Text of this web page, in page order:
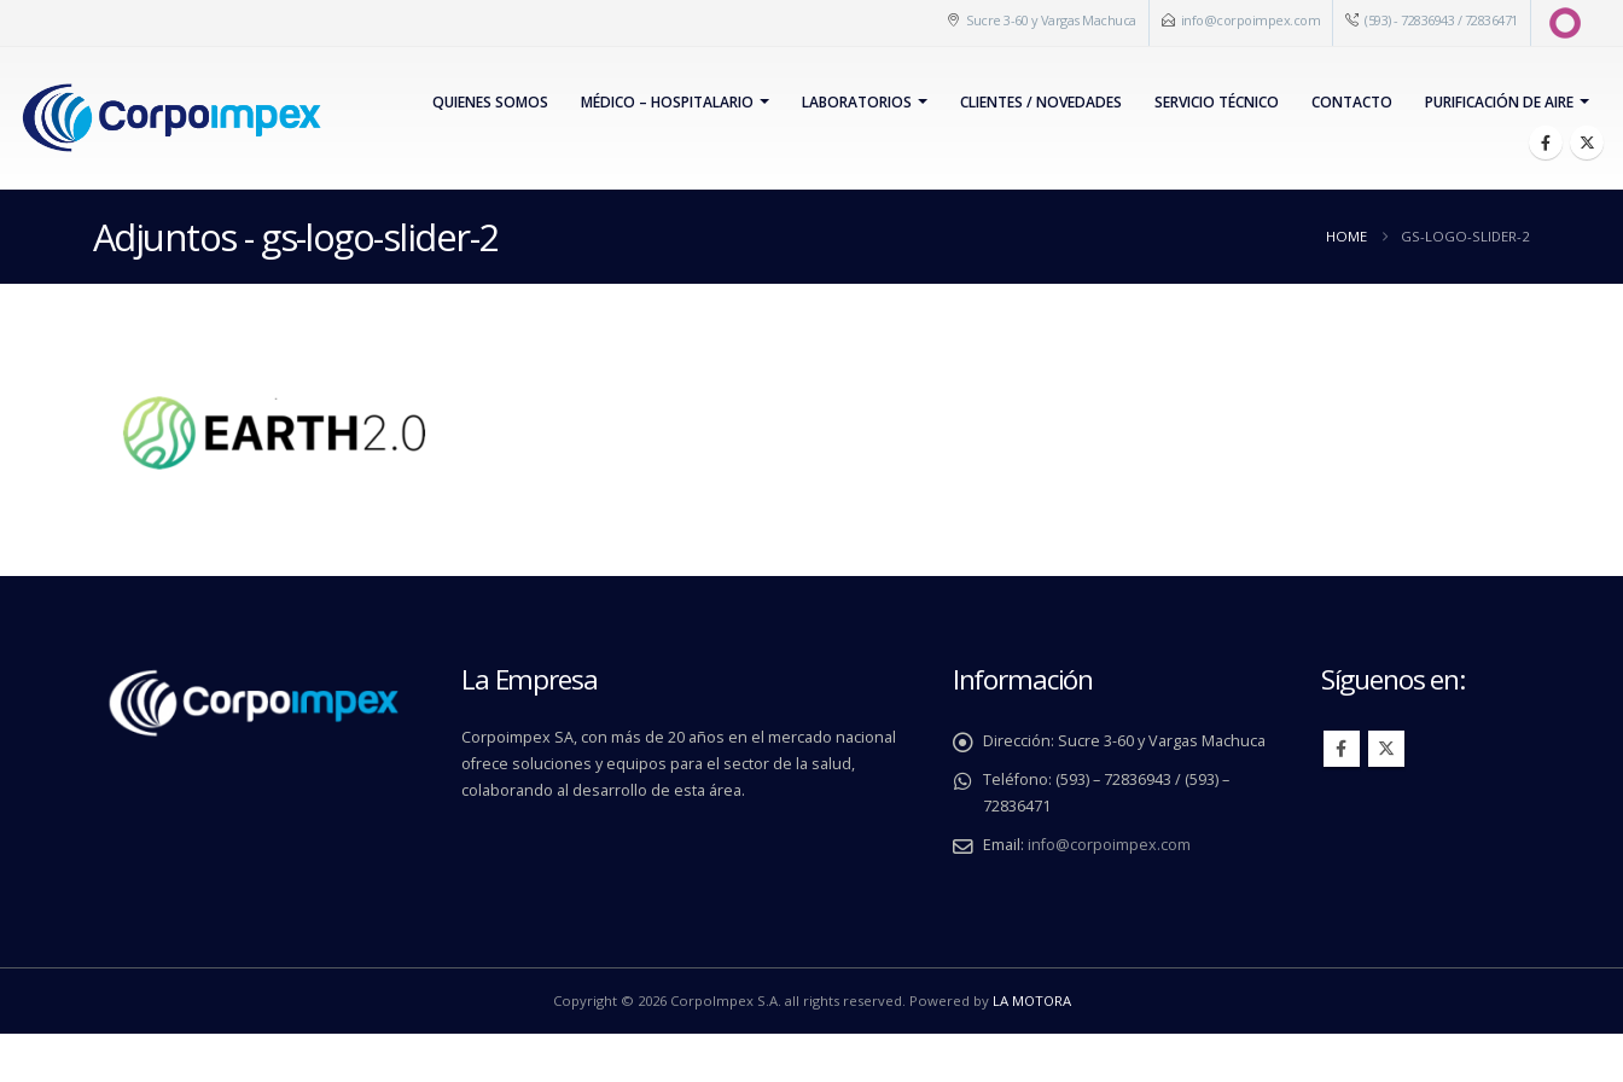
Sucre 3-60 y Vargas Machuca info@corpoimpex.com (593) - 72836943 / 72836471
QUIENES SOMOS MÉDICO – HOSPITALARIO LABORATORIOS CLIENTES / NOVEDADES SERVICIO TÉCNICO CONTACTO PURIFICACIÓN DE AIRE
Adjuntos - gs-logo-slider-2 HOME GS-LOGO-SLIDER-2
La Empresa
Corpoimpex SA, con más de 20 años en el mercado nacional
ofrece soluciones y equipos para el sector de la salud,
colaborando al desarrollo de esta área.
Información
Dirección: Sucre 3-60 y Vargas Machuca
Teléfono: (593) – 72836943 / (593) –
72836471
Email: info@corpoimpex.com
Síguenos en:
Copyright © 2026 CorpoImpex S.A. all rights reserved. Powered by LA MOTORA